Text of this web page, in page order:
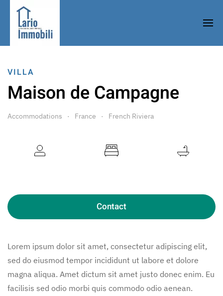
VILLA
Maison de Campagne
Accommodations France French Riviera
Contact
Lorem ipsum dolor sit amet, consectetur adipiscing elit,
sed do eiusmod tempor incididunt ut labore et dolore
magna aliqua. Amet dictum sit amet justo donec enim. Eu
facilisis sed odio morbi quis commodo odio aenean.